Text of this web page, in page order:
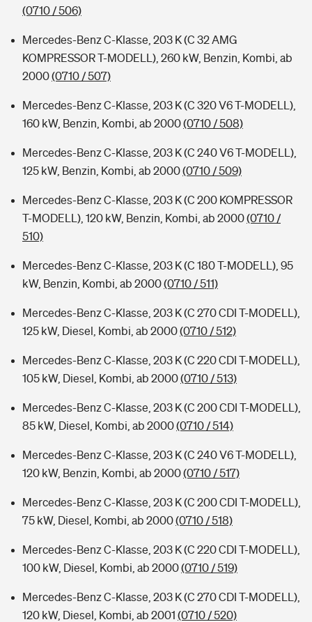
(0710 / 506)
Mercedes-Benz C-Klasse, 203 K (C 32 AMG
KOMPRESSOR T-MODELL), 260 kW, Benzin, Kombi, ab
2000(0710 / 507)
Mercedes-Benz C-Klasse, 203 K (C 320 V6 T-MODELL),
160 kW, Benzin, Kombi, ab 2000(0710 / 508)
Mercedes-Benz C-Klasse, 203 K (C 240 V6 T-MODELL),
125 kW, Benzin, Kombi, ab 2000(0710 / 509)
Mercedes-Benz C-Klasse, 203 K (C 200 KOMPRESSOR
T-MODELL), 120 kW, Benzin, Kombi, ab 2000(0710 /
510)
Mercedes-Benz C-Klasse, 203 K (C 180 T-MODELL), 95
kW, Benzin, Kombi, ab 2000(0710 / 511)
Mercedes-Benz C-Klasse, 203 K (C 270 CDI T-MODELL),
125 kW, Diesel, Kombi, ab 2000(0710 / 512)
Mercedes-Benz C-Klasse, 203 K (C 220 CDI T-MODELL),
105 kW, Diesel, Kombi, ab 2000(0710 / 513)
Mercedes-Benz C-Klasse, 203 K (C 200 CDI T-MODELL),
85 kW, Diesel, Kombi, ab 2000(0710 / 514)
Mercedes-Benz C-Klasse, 203 K (C 240 V6 T-MODELL),
120 kW, Benzin, Kombi, ab 2000(0710 / 517)
Mercedes-Benz C-Klasse, 203 K (C 200 CDI T-MODELL),
75 kW, Diesel, Kombi, ab 2000(0710 / 518)
Mercedes-Benz C-Klasse, 203 K (C 220 CDI T-MODELL),
100 kW, Diesel, Kombi, ab 2000(0710 / 519)
Mercedes-Benz C-Klasse, 203 K (C 270 CDI T-MODELL),
120 kW, Diesel, Kombi, ab 2001 (0710 / 520)